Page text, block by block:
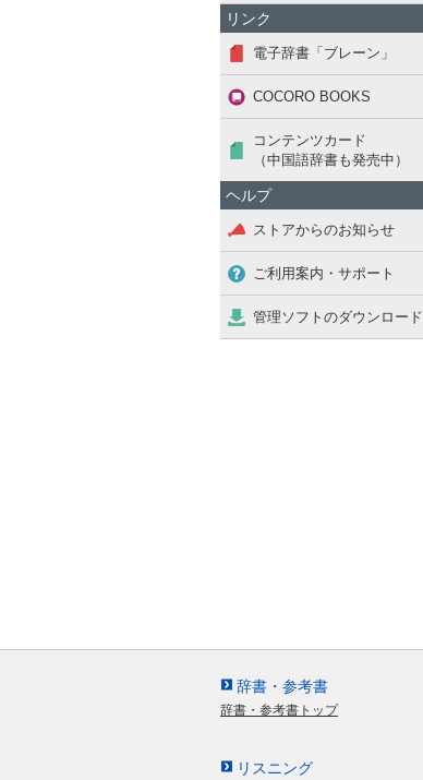
リンク
電子辞書「ブレーン」
COCORO BOOKS
コンテンツカード
（中国語辞書も発売中）
ヘルプ
ストアからのお知らせ
ご利用案内・サポート
管理ソフトのダウンロード
辞書・参考書
辞書・参考書トップ
リスニング